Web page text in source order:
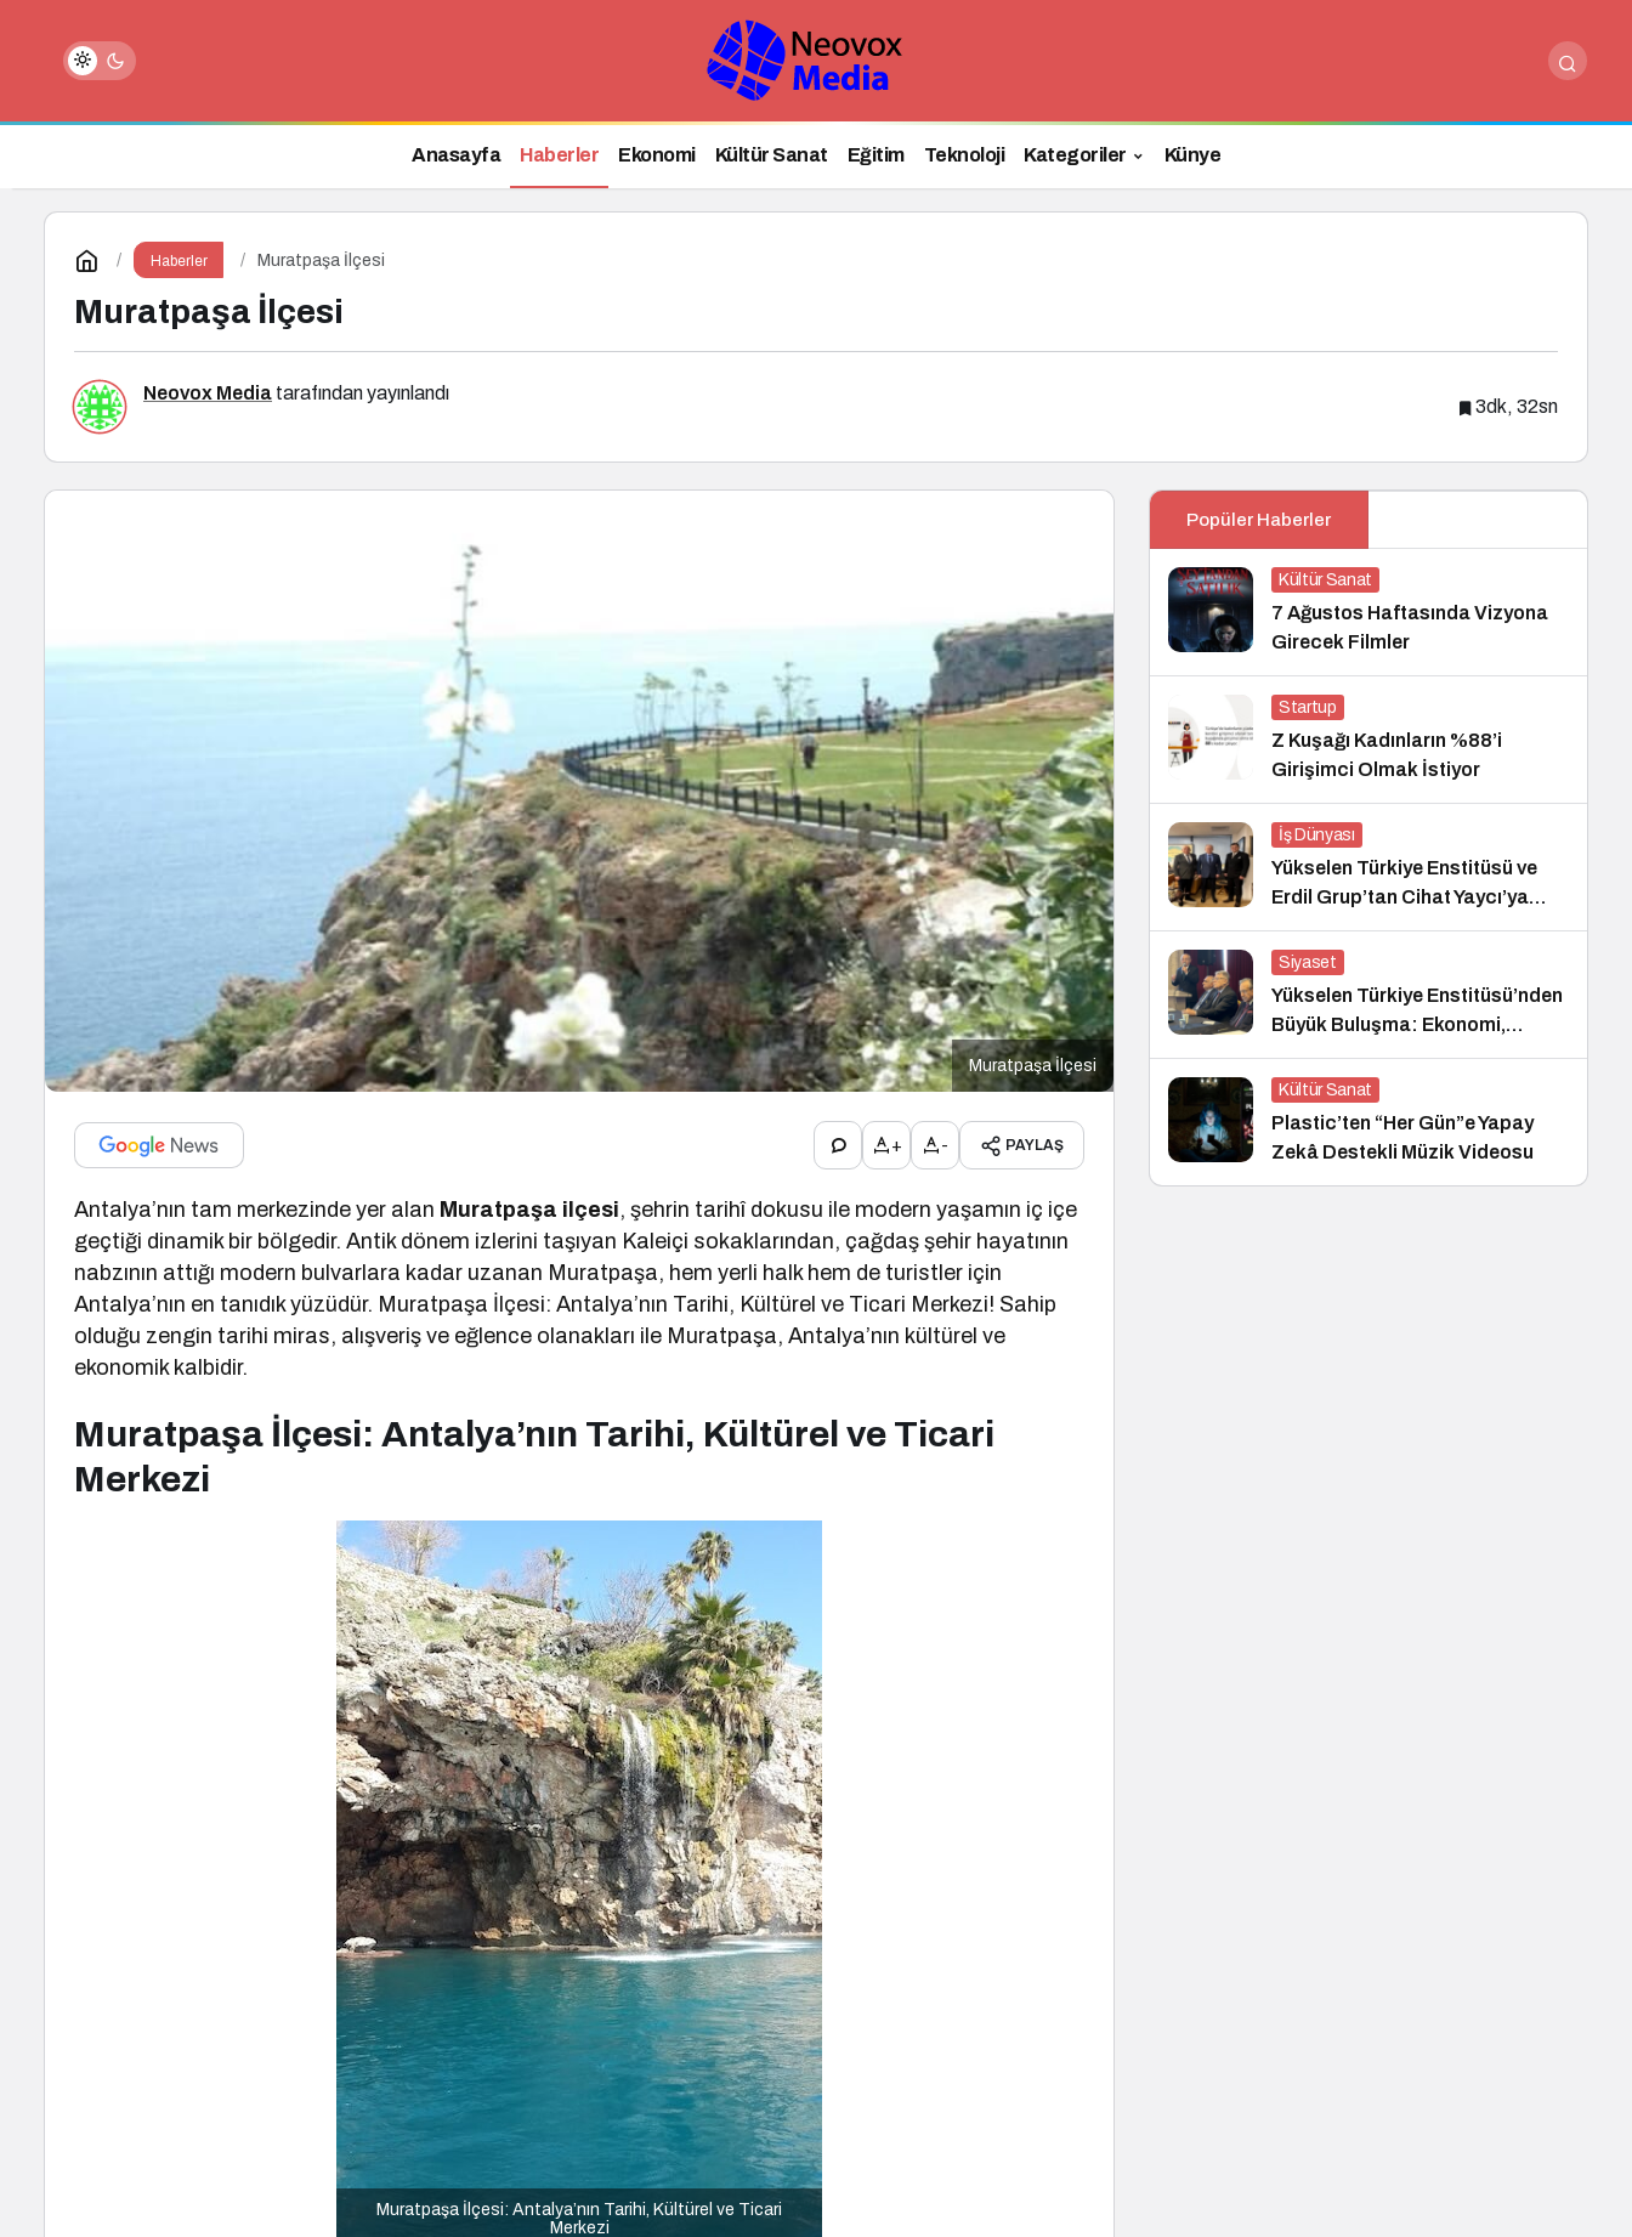
Anasayfa Haberler Ekonomi Kültür Sanat Eğitim Teknoloji Kategoriler Künye
Haberler Muratpaşa İlçesi
Muratpaşa İlçesi
Neovox Media tarafından yayınlandı
3dk, 32sn
Muratpaşa İlçesi
+ - PAYLAŞ
Antalya’nın tam merkezinde yer alan Muratpaşa ilçesi, şehrin tarihî dokusu ile modern yaşamın iç içe
geçtiği dinamik bir bölgedir. Antik dönem izlerini taşıyan Kaleiçi sokaklarından, çağdaş şehir hayatının
nabzının attığı modern bulvarlara kadar uzanan Muratpaşa, hem yerli halk hem de turistler için
Antalya’nın en tanıdık yüzüdür. Muratpaşa İlçesi: Antalya’nın Tarihi, Kültürel ve Ticari Merkezi! Sahip
olduğu zengin tarihi miras, alışveriş ve eğlence olanakları ile Muratpaşa, Antalya’nın kültürel ve
ekonomik kalbidir.
Muratpaşa İlçesi: Antalya’nın Tarihi, Kültürel ve Ticari
Merkezi
Muratpaşa İlçesi: Antalya’nın Tarihi, Kültürel ve Ticari
Merkezi
Popüler Haberler
Kültür Sanat
7 Ağustos Haftasında Vizyona
Girecek Filmler
Startup
Z Kuşağı Kadınların %88’i
Girişimci Olmak İstiyor
İş Dünyası
Yükselen Türkiye Enstitüsü ve
Erdil Grup’tan Cihat Yaycı’ya
Anlamlı Ziyaret
Siyaset
Yükselen Türkiye Enstitüsü’nden
Büyük Buluşma: Ekonomi,
Güvenlik Politikaları ve Hukuk
Konferansı
Kültür Sanat
Plastic’ten “Her Gün”e Yapay
Zekâ Destekli Müzik Videosu